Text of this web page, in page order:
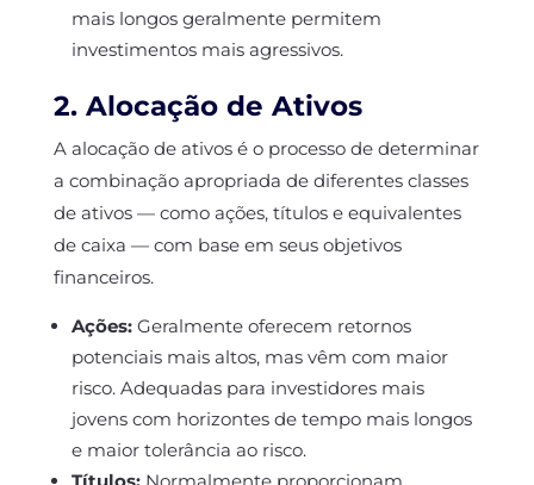
mais longos geralmente permitem
investimentos mais agressivos.
2. Alocação de Ativos
A alocação de ativos é o processo de determinar
a combinação apropriada de diferentes classes
de ativos — como ações, títulos e equivalentes
de caixa — com base em seus objetivos
financeiros.
Ações:Geralmente oferecem retornos
potenciais mais altos, mas vêm com maior
risco. Adequadas para investidores mais
jovens com horizontes de tempo mais longos
e maior tolerância ao risco.